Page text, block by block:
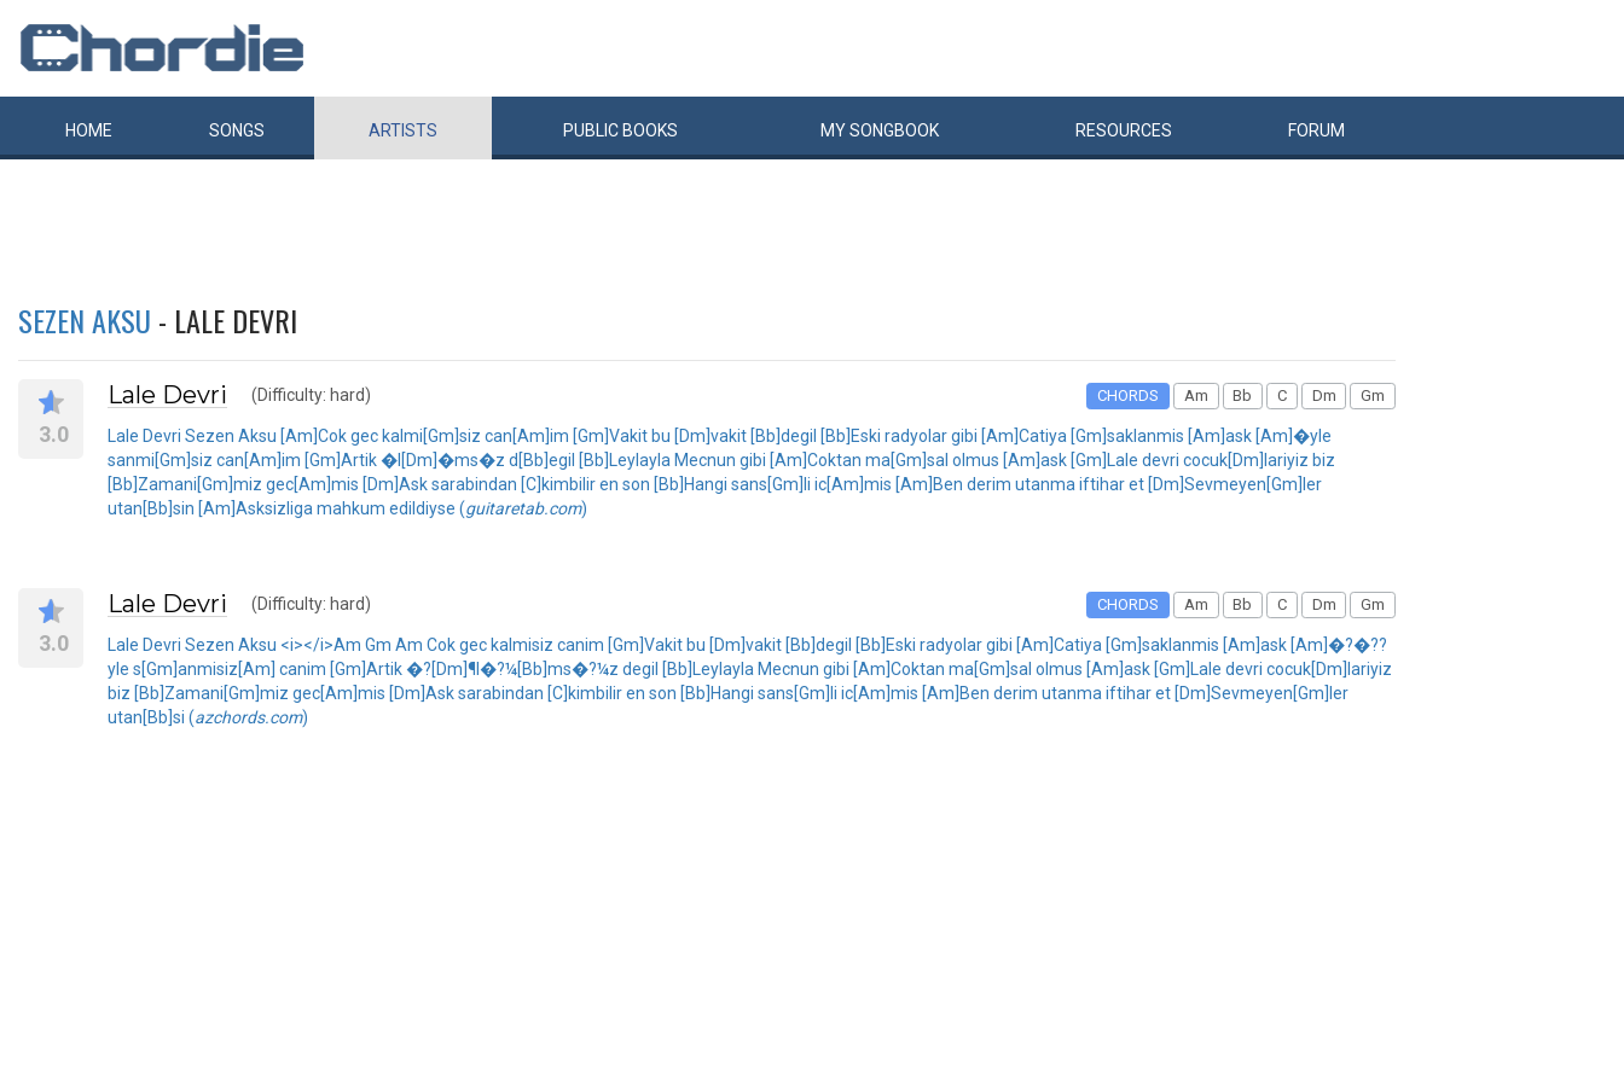
HOME SONGS ARTISTS PUBLIC BOOKS MYSONGBOOK RESOURCES FORUM
SEZEN AKSU - LALE DEVRI
3.0
Lale Devri (Difficulty: hard) CHORDS Am Bb C Dm Gm
Lale Devri Sezen Aksu [Am]Cok gec kalmi[Gm]siz can[Am]im [Gm]Vakit bu [Dm]vakit [Bb]degil [Bb]Eski radyolar gibi [Am]Catiya [Gm]saklanmis [Am]ask [Am]�yle
sanmi[Gm]siz can[Am]im [Gm]Artik �l[Dm]�ms�z d[Bb]egil [Bb]Leylayla Mecnun gibi [Am]Coktan ma[Gm]sal olmus [Am]ask [Gm]Lale devri cocuk[Dm]lariyiz biz
[Bb]Zamani[Gm]miz gec[Am]mis [Dm]Ask sarabindan [C]kimbilir en son [Bb]Hangi sans[Gm]li ic[Am]mis [Am]Ben derim utanma iftihar et [Dm]Sevmeyen[Gm]ler
utan[Bb]sin [Am]Asksizliga mahkum edildiyse (guitaretab.com)
3.0
Lale Devri (Difficulty: hard) CHORDS Am Bb C Dm Gm
Lale Devri Sezen Aksu <i></i>Am Gm Am Cok gec kalmisiz canim [Gm]Vakit bu [Dm]vakit [Bb]degil [Bb]Eski radyolar gibi [Am]Catiya [Gm]saklanmis [Am]ask [Am]�?�??
yle s[Gm]anmisiz[Am] canim [Gm]Artik �?[Dm]¶l�?¼[Bb]ms�?¼z degil [Bb]Leylayla Mecnun gibi [Am]Coktan ma[Gm]sal olmus [Am]ask [Gm]Lale devri cocuk[Dm]lariyiz
biz [Bb]Zamani[Gm]miz gec[Am]mis [Dm]Ask sarabindan [C]kimbilir en son [Bb]Hangi sans[Gm]li ic[Am]mis [Am]Ben derim utanma iftihar et [Dm]Sevmeyen[Gm]ler
utan[Bb]si (azchords.com)